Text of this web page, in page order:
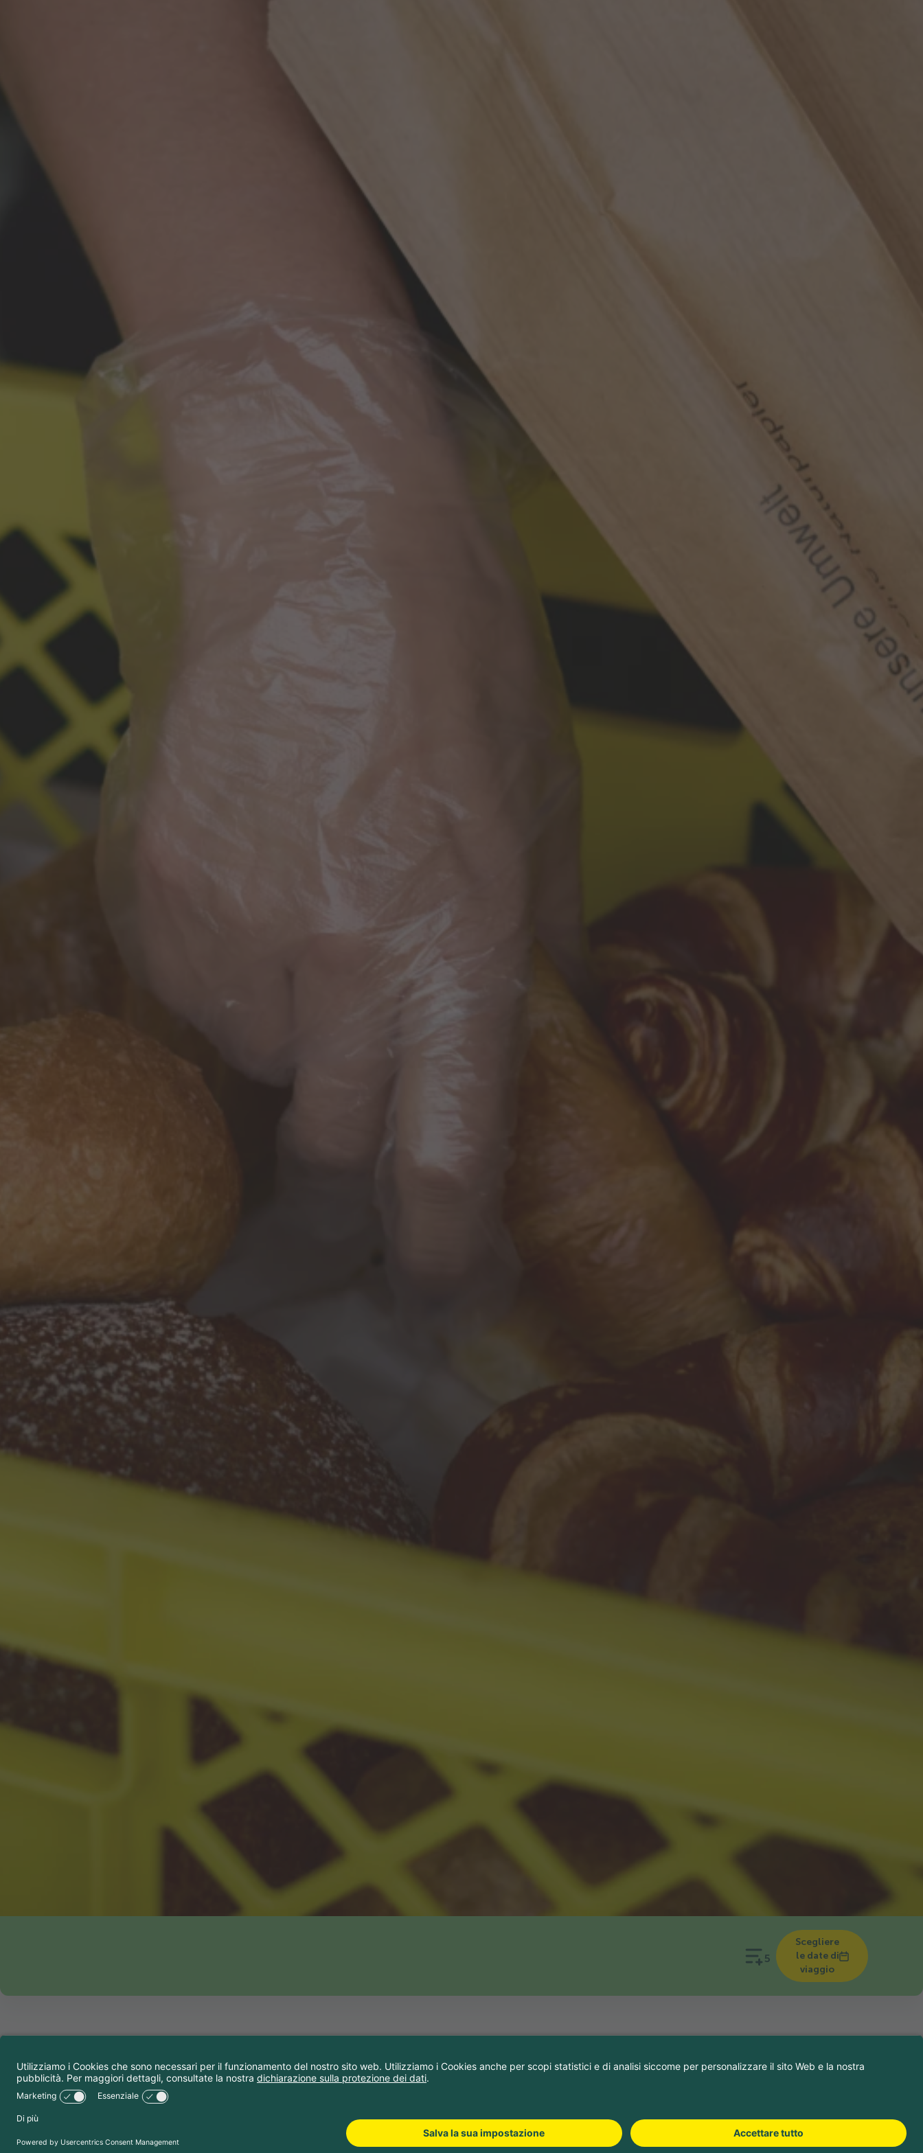
5
Scegliere
le date di
viaggio
Attività e servizi
personale della reception è a sua disposizione.